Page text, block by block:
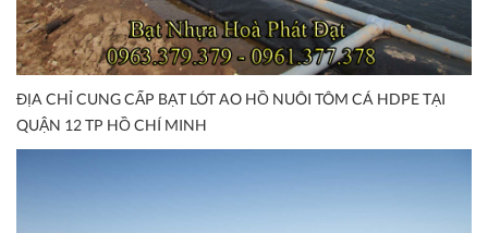
ĐỊA CHỈ CUNG CẤP BẠT LÓT AO HỒ NUÔI TÔM CÁ HDPE TẠI
QUẬN 12 TP HỒ CHÍ MINH